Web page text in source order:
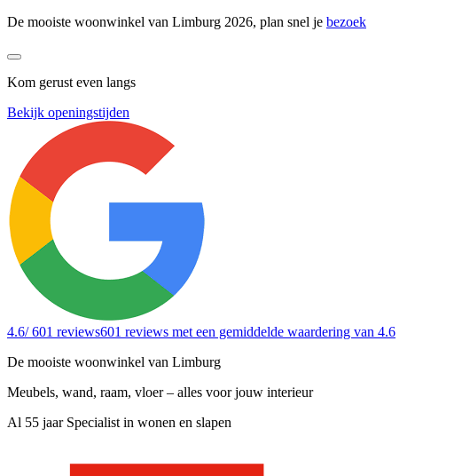
De mooiste woonwinkel van Limburg 2026, plan snel je bezoek
Kom gerust even langs
Bekijk openingstijden
4.6/ 601 reviews601 reviews met een gemiddelde waardering van 4.6
De mooiste woonwinkel van Limburg
Meubels, wand, raam, vloer – alles voor jouw interieur
Al 55 jaar Specialist in wonen en slapen